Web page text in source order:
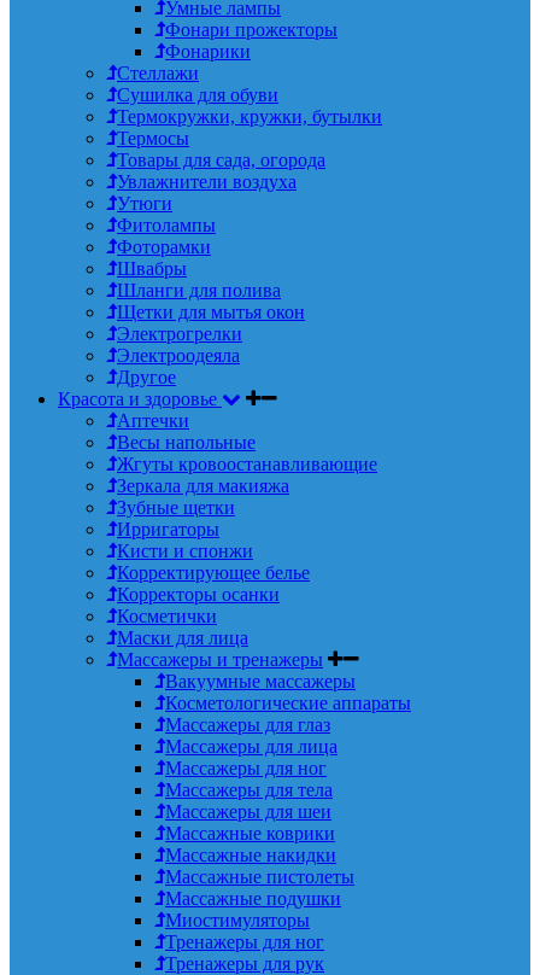
Умные лампы
Фонари прожекторы
Фонарики
Стеллажи
Сушилка для обуви
Термокружки, кружки, бутылки
Термосы
Товары для сада, огорода
Увлажнители воздуха
Утюги
Фитолампы
Фоторамки
Швабры
Шланги для полива
Щетки для мытья окон
Электрогрелки
Электроодеяла
Другое
Красота и здоровье
Аптечки
Весы напольные
Жгуты кровоостанавливающие
Зеркала для макияжа
Зубные щетки
Ирригаторы
Кисти и спонжи
Корректирующее белье
Корректоры осанки
Косметички
Маски для лица
Массажеры и тренажеры
Вакуумные массажеры
Косметологические аппараты
Массажеры для глаз
Массажеры для лица
Массажеры для ног
Массажеры для тела
Массажеры для шеи
Массажные коврики
Массажные накидки
Массажные пистолеты
Массажные подушки
Миостимуляторы
Тренажеры для ног
Тренажеры для рук